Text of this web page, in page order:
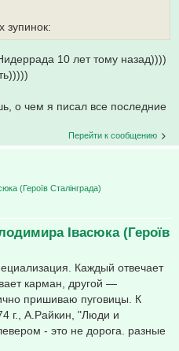
зупинок:
10 лет тому назад))))
о чем я писал все последние
Перейти к сообщению
(Героїв Сталінграда)
Івасюка (Героїв
Каждый отвечает
карман, другой —
пришиваю пуговицы. К
г., А.Райкин, "Люди и
- это не дорога. разные